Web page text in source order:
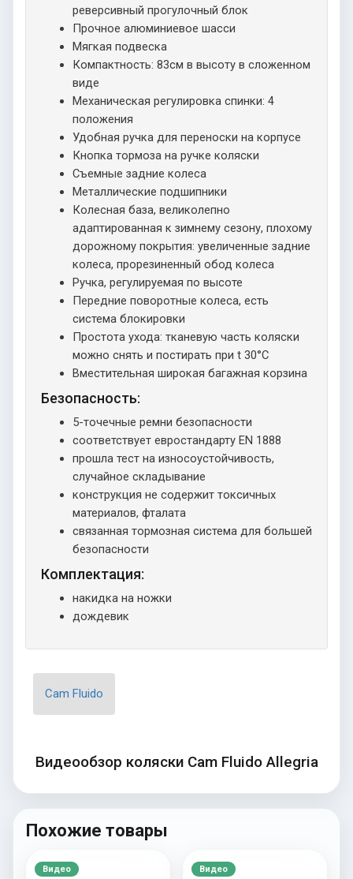
реверсивный прогулочный блок
Прочное алюминиевое шасси
Мягкая подвеска
Компактность: 83см в высоту в сложенном
виде
Механическая регулировка спинки: 4
положения
Удобная ручка для переноски на корпусе
Кнопка тормоза на ручке коляски
Съемные задние колеса
Металлические подшипники
Колесная база, великолепно
адаптированная к зимнему сезону, плохому
дорожному покрытия: увеличенные задние
колеса, прорезиненный обод колеса
Ручка, регулируемая по высоте
Передние поворотные колеса, есть
система блокировки
Простота ухода: тканевую часть коляски
можно снять и постирать при t 30°C
Вместительная широкая багажная корзина
Безопасность:
5-точечные ремни безопасности
соответствует евростандарту EN 1888
прошла тест на износоустойчивость,
случайное складывание
конструкция не содержит токсичных
материалов, фталата
связанная тормозная система для большей
безопасности
Комплектация:
накидка на ножки
дождевик
Cam Fluido
Видеообзор коляски Cam Fluido Allegria
Похожие товары
Видео Видео